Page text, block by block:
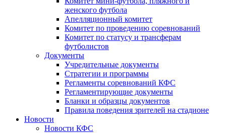
женского футбола
Апелляционный комитет
Комитет по проведению соревнований
Комитет по статусу и трансферам
футболистов
Документы
Учредительные документы
Стратегии и программы
Регламенты соревнований КФС
Регламентирующие документы
Бланки и образцы документов
Правила поведения зрителей на стадионе
Новости
Новости КФС